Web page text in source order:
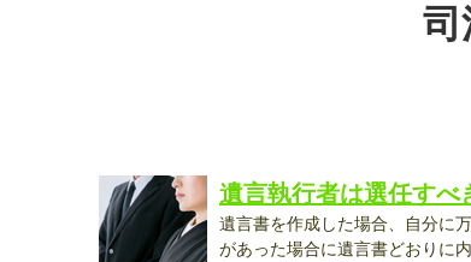
司
遺言執行者は選任すべ
遺言書を作成した場合、自分に
があった場合に遺言書どおりに